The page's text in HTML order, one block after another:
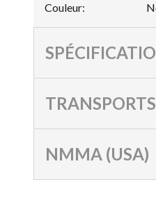
Couleur:
NMMA (USA)